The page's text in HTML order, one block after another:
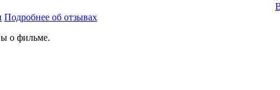
Подробнее об отзывах
о фильме.